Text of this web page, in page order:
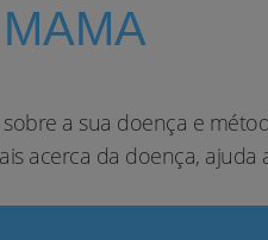
a sua doença e
acerca da doença,